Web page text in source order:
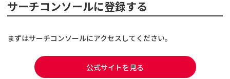
サーチコンソールに登録する
まずはサーチコンソールにアクセスしてください。
公式サイトを見る